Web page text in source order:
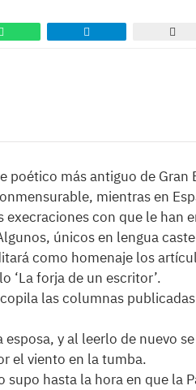
poético más antiguo de Gran
mientras en
execraciones con que le han
únicos en lengua
como homenaje los
‘La forja de un escritor’.
las columnas
y al leerlo de nuevo
el viento en la tumba.
supo hasta la hora en que la